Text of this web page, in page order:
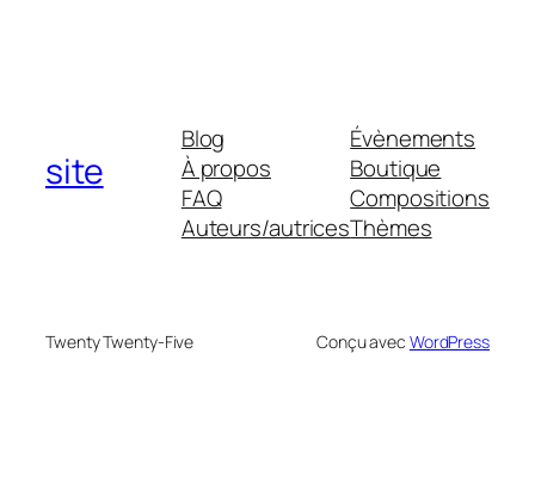
site
Blog
À propos
FAQ
Auteurs/autrices
Évènements
Boutique
Compositions
Thèmes
Twenty Twenty-Five Conçu avec WordPress